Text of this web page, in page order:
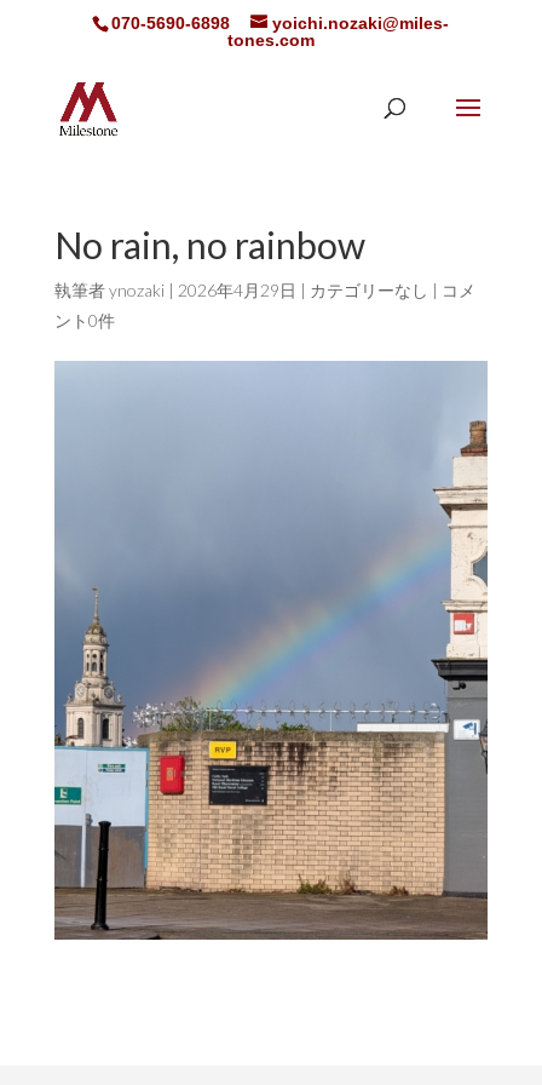
070-5690-6898
yoichi.nozaki@miles-
tones.com
No rain, no rainbow
執筆者ynozaki| 2026年4月29日 | カテゴリーなし | コメ
ント0件